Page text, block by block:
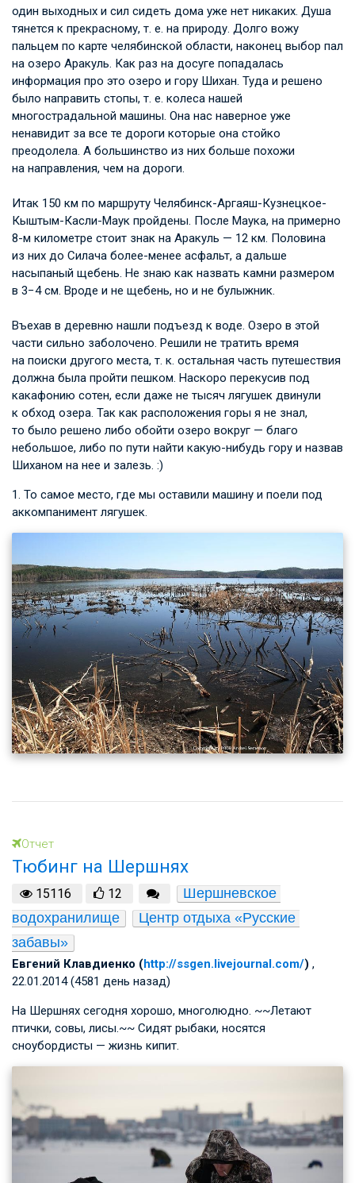
один выходных и сил сидеть дома уже нет никаких. Душа
тянется к прекрасному, т. е. на природу. Долго вожу
пальцем по карте челябинской области, наконец выбор пал
на озеро Аракуль. Как раз на досуге попадалась
информация про это озеро и гору Шихан. Туда и решено
было направить стопы, т. е. колеса нашей
многострадальной машины. Она нас наверное уже
ненавидит за все те дороги которые она стойко
преодолела. А большинство из них больше похожи
на направления, чем на дороги.
Итак 150 км по маршруту Челябинск-Аргаяш-Кузнецкое-
Кыштым-Касли-Маук пройдены. После Маука, на примерно
8-м километре стоит знак на Аракуль — 12 км. Половина
из них до Силача более-менее асфальт, а дальше
насыпаный щебень. Не знаю как назвать камни размером
в 3−4 см. Вроде и не щебень, но и не булыжник.
Въехав в деревню нашли подъезд к воде. Озеро в этой
части сильно заболочено. Решили не тратить время
на поиски другого места, т. к. остальная часть путешествия
должна была пройти пешком. Наскоро перекусив под
какафонию сотен, если даже не тысяч лягушек двинули
к обход озера. Так как расположения горы я не знал,
то было решено либо обойти озеро вокруг — благо
небольшое, либо по пути найти какую-нибудь гору и назвав
Шиханом на нее и залезь. :)
1. То самое место, где мы оставили машину и поели под
аккомпанимент лягушек.
Отчет
Тюбинг на Шершнях
15116 12
Шершневское
водохранилище
Центр отдыха «Русские
забавы»
Евгений Клавдиенко (http://ssgen.livejournal.com/) ,
22.01.2014 (4581 день назад)
На Шершнях сегодня хорошо, многолюдно. ~~Летают
птички, совы, лисы.~~ Сидят рыбаки, носятся
сноубордисты — жизнь кипит.